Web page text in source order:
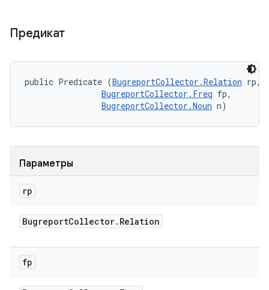
Предикат
public Predicate (BugreportCollector.Relation rp,
BugreportCollector.Freq fp,
BugreportCollector.Noun n)
Параметры
rp
BugreportCollector. Relation
fp